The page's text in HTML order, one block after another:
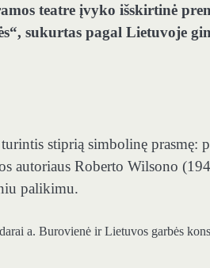
teatre įvyko išskirtinė
sukurtas pagal Lietuvoje
stiprią simbolinę prasmę:
autoriaus Roberto Wilsono
palikimu.
a. Burovienė ir Lietuvos garbės